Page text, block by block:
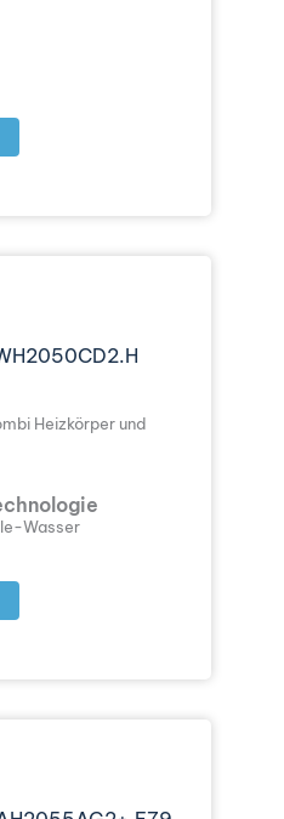
Heizkörper und
Wasser